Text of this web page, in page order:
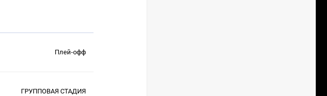
Плей-офф
ГРУППОВАЯ СТАДИЯ